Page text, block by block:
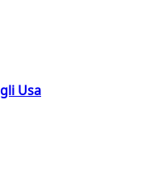
Usa